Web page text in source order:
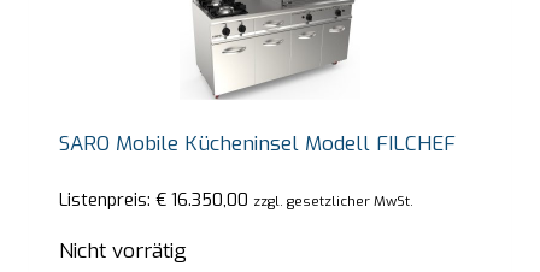
SARO Mobile Kücheninsel Modell FILCHEF
Listenpreis: €16.350,00 zzgl. gesetzlicher MwSt.
Nicht vorrätig